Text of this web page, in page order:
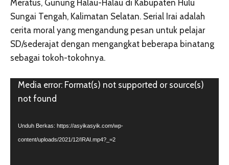
Meratus, Gunung Halau-Halau di Kabupaten Hulu
Sungai Tengah, Kalimatan Selatan. Serial Irai adalah
cerita moral yang mengandung pesan untuk pelajar
SD/sederajat dengan mengangkat beberapa binatang
sebagai tokoh-tokohnya.
Pemutar
Video
Media error: Format(s) not supported or source(s)
not found
Unduh Berkas: https://asyikasyik.com/wp-
content/uploads/2021/12/IRAI.mp4?_=2